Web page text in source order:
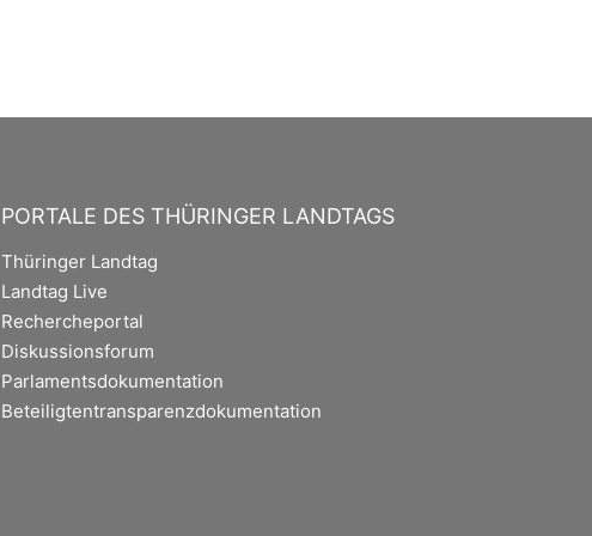
PORTALE DES THÜRINGER LANDTAGS
Thüringer Landtag
Landtag Live
Rechercheportal
Diskussionsforum
Parlamentsdokumentation
Beteiligtentransparenzdokumentation